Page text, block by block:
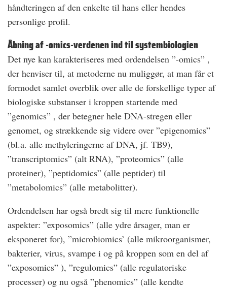
håndteringen af den enkelte til hans eller hendes
personlige profil.
Åbning af -omics-verdenen ind til systembiologien
Det nye kan karakteriseres med ordendelsen ”-omics” ,
der henviser til, at metoderne nu muliggør, at man får et
formodet samlet overblik over alle de forskellige typer af
biologiske substanser i kroppen startende med
”genomics” , der betegner hele DNA-stregen eller
genomet, og strækkende sig videre over ”epigenomics”
(bl.a. alle methyleringerne af DNA, jf. TB9),
”transcriptomics” (alt RNA), ”proteomics” (alle
proteiner), ”peptidomics” (alle peptider) til
”metabolomics” (alle metabolitter).
Ordendelsen har også bredt sig til mere funktionelle
aspekter: ”exposomics” (alle ydre årsager, man er
eksponeret for), ”microbiomics’ (alle mikroorganismer,
bakterier, virus, svampe i og på kroppen som en del af
”exposomics” ), ”regulomics” (alle regulatoriske
processer) og nu også ”phenomics” (alle kendte